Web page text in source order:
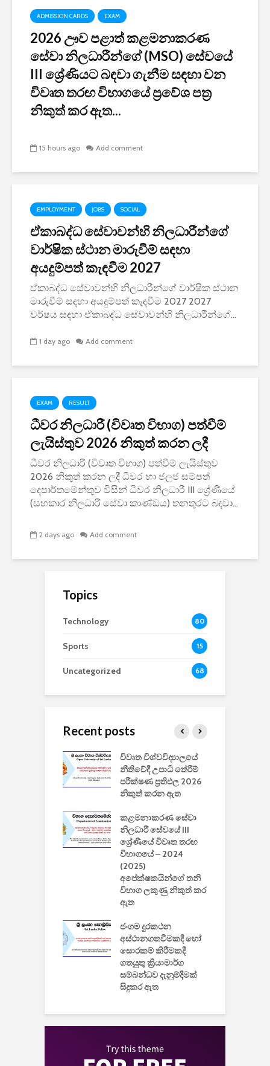
ADMISSION CARDS EXAM
2026 ඌව පළාත් කළමනාකරණ
සේවා නිලධාරීන්ගේ (MSO) සේවයේ
III ශ්‍රේණියට බඳවා ගැනීම සඳහා වන
විවෘත තරඟ විභාගයේ ප්‍රවේශ පත්‍ර
නිකුත් කර ඇත...
15 hours ago Add comment
EMPLOYMENT JOBS SOCIAL
ඒකාබද්ධ සේවාවන්හි නිලධාරීන්ගේ
වාර්ෂික ස්ථාන මාරුවීම් සඳහා
අයදුම්පත් කැඳවීම 2027
ඒකාබද්ධ සේවාවන්හි නිලධාරීන්ගේ වාර්ෂික ස්ථාන
මාරුවීම් සඳහා අයදුම්පත් කැඳවීම 2027 2027
වර්ෂය සඳහා ඒකාබද්ධ සේවාවන්හි නිලධාරීන්ගේ...
1 day ago Add comment
EXAM RESULT
ධීවර නිලධාරී (විවෘත විභාග) පත්වීම්
ලැයිස්තුව 2026 නිකුත් කරන ලදී
ධීවර නිලධාරී (විවෘත විභාග) පත්වීම් ලැයිස්තුව
2026 නිකුත් කරන ලදී ධීවර හා ජලජ සම්පත්
දෙපාර්තමේන්තුව විසින් ධීවර නිලධාරී III ශ්‍රේණියේ
(සහකාර නිලධාරී සේවා කාණ්ඩය) තනතුරට බඳවා...
2 days ago Add comment
Topics
Technology 80
Sports 15
Uncategorized 68
Recent posts
විවෘත විශ්වවිද්‍යාලයේ
නීතිවේදී උපාධි තේරීම්
පරීක්ෂණ ප්‍රතිඵල 2026
නිකුත් කරන ඇත
කළමනාකරණ සේවා
නිලධාරී සේවයේ III
ශ්‍රේණියේ විවෘත තරඟ
විභාගයේ – 2024
(2025)
අපේක්ෂකයින්ගේ තනි
විභාග ලකුණු නිකුත් කර
ඇත
ජංගම දුරකථන
අස්ථානගතවීමකදී හෝ
සොරකම් කිරීමකදී
ගතයුතු ක්‍රියාමාර්ග
සම්බන්ධව දැනුම්දීමක්
සිදුකර ඇත